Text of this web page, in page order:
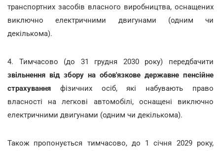
транспортних засобів власного виробництва, оснащених
виключно електричними двигунами (одним чи
декількома).
4. Тимчасово (до 31 грудня 2030 року) передбачити
звільнення від збору на обов'язкове державне пенсійне
страхування фізичних осіб, які набувають право
власності на легкові автомобілі, оснащені виключно
електричними двигунами (одним чи декількома).
Також пропонується тимчасово, до 1 січня 2029 року,